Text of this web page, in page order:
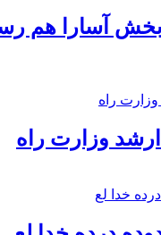
بخش آسارا هم
ارشد وزارت راه